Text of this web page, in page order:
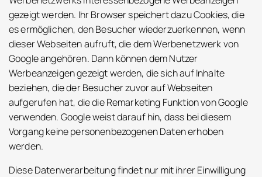
gezeigt werden. Ihr Browser speichert dazu Cookies, die
es ermöglichen, den Besucher wiederzuerkennen, wenn
dieser Webseiten aufruft, die dem Werbenetzwerk von
Google angehören. Dann können dem Nutzer
Werbeanzeigen gezeigt werden, die sich auf Inhalte
beziehen, die der Besucher zuvor auf Webseiten
aufgerufen hat, die die Remarketing Funktion von Google
verwenden. Google weist darauf hin, dass bei diesem
Vorgang keine personenbezogenen Daten erhoben
werden.
Diese Datenverarbeitung findet nur mit ihrer Einwilligung